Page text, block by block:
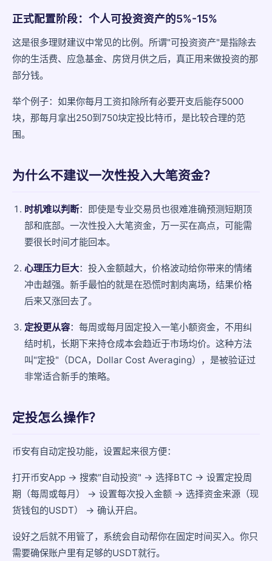
正式配置阶段：个人可投资资产的5%-15%
这是很多理财建议中常见的比例。所谓"可投资资产"是指除去
你的生活费、应急基金、房贷月供之后，真正用来做投资的那
部分钱。
举个例子：如果你每月工资扣除所有必要开支后能存5000
块，那每月拿出250到750块定投比特币，是比较合理的范
围。
为什么不建议一次性投入大笔资金？
时机难以判断：即使是专业交易员也很难准确预测短期顶
部和底部。一次性投入大笔资金，万一买在高点，可能需
要很长时间才能回本。
心理压力巨大：投入金额越大，价格波动给你带来的情绪
冲击越强。新手最怕的就是在恐慌时割肉离场，结果价格
后来又涨回去了。
定投更从容：每周或每月固定投入一笔小额资金，不用纠
结时机，长期下来持仓成本会趋近于市场均价。这种方法
叫"定投"（DCA，Dollar Cost Averaging），是被验证过
非常适合新手的策略。
定投怎么操作？
币安有自动定投功能，设置起来很方便：
打开币安App → 搜索"自动投资" → 选择BTC → 设置定投周
期（每周或每月） → 设置每次投入金额 → 选择资金来源（现
货钱包的USDT） → 确认开启。
设好之后就不用管了，系统会自动帮你在固定时间买入。你只
需要确保账户里有足够的USDT就行。